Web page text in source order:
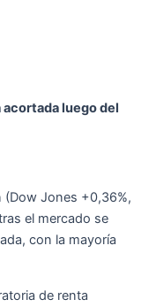
acortada luego del
(Dow Jones +0,36%,
el mercado se
con la mayoría
de renta